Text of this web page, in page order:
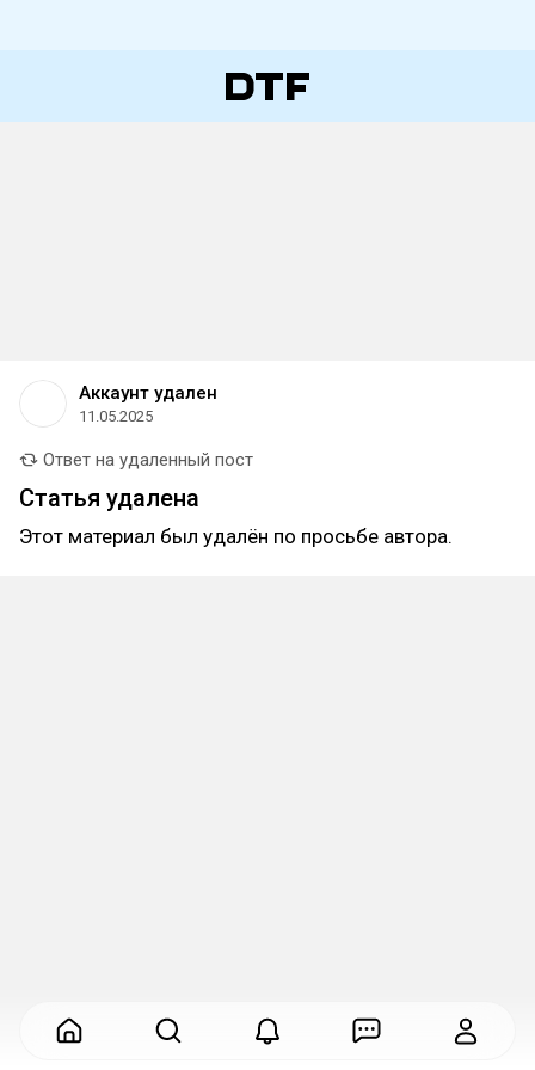
Аккаунт удален
11.05.2025
Ответ на удаленный пост
Статья удалена
Этот материал был удалён по просьбе автора.